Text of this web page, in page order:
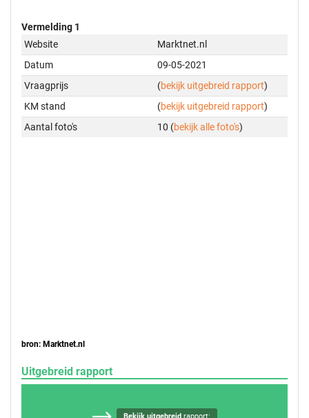
Vermelding 1
Website
Marktnet.nl
Datum
09-05-2021
Vraagprijs
(bekijk uitgebreid rapport)
KM stand
(bekijk uitgebreid rapport)
Aantal foto's
10 (bekijk alle foto's)
bron: Marktnet.nl
Uitgebreid rapport
Bekijk uitgebreidrapport: